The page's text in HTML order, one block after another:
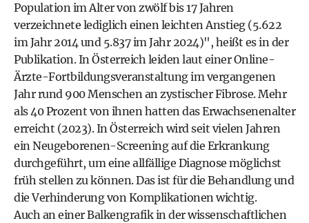
Population im Alter von zwölf bis 17 Jahren
verzeichnete lediglich einen leichten Anstieg (5.622
im Jahr 2014 und 5.837 im Jahr 2024)", heißt es in der
Publikation. In Österreich leiden laut einer Online-
Ärzte-Fortbildungsveranstaltung im vergangenen
Jahr rund 900 Menschen an zystischer Fibrose. Mehr
als 40 Prozent von ihnen hatten das Erwachsenenalter
erreicht (2023). In Österreich wird seit vielen Jahren
ein Neugeborenen-Screening auf die Erkrankung
durchgeführt, um eine allfällige Diagnose möglichst
früh stellen zu können. Das ist für die Behandlung und
die Verhinderung von Komplikationen wichtig.
Auch an einer Balkengrafik in der wissenschaftlichen